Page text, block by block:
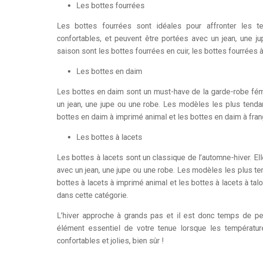
Les bottes fourrées
Les bottes fourrées sont idéales pour affronter les
confortables, et peuvent être portées avec un jean, une
saison sont les bottes fourrées en cuir, les bottes fourrées
Les bottes en daim
Les bottes en daim sont un must-have de la garde-robe
un jean, une jupe ou une robe. Les modèles les plus
bottes en daim à imprimé animal et les bottes en daim à
Les bottes à lacets
Les bottes à lacets sont un classique de l’automne-hiver.
avec un jean, une jupe ou une robe. Les modèles les plus
bottes à lacets à imprimé animal et les bottes à lacets à
dans cette catégorie.
L’hiver approche à grands pas et il est donc temps de
élément essentiel de votre tenue lorsque les
confortables et jolies, bien sûr !